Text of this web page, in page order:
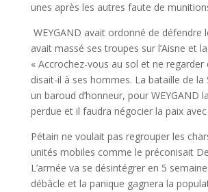
unes après les autres faute de
WEYGAND avait ordonné de défendre
avait massé ses troupes sur l’Aisne et
« Accrochez-vous au sol et ne regarder
disait-il à ses hommes. La bataille de
un baroud d’honneur, pour WEYGAND
perdue et il faudra négocier la paix avec
Pétain ne voulait pas regrouper les
unités mobiles comme le préconisait
L’armée va se désintégrer en 5
débâcle et la panique gagnera la